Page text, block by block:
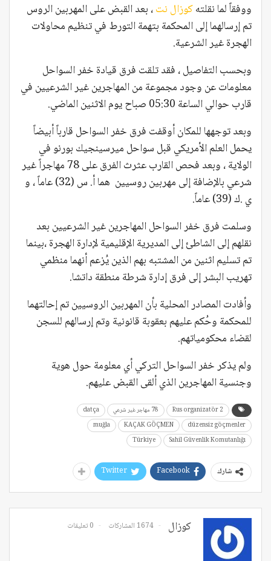
ووفقاً لما نقلتهكوزال نت، بعد القبض على المهربين الروس
تم إرسالهما إلى المحكمة بتهمة التورط في تنظيم محاولات
الهجرة غير الشرعية.
وبحسب التفاصيل ، فقد تلقت فرق قيادة خفر السواحل
معلومات عن وجود مجموعة من المهاجرين غير الشرعيين في
قارب حوالي الساعة 05:30 صباح يوم الاثنين الماضي.
وبعد توجهها للمكان أوقفت فرق خفر السواحل قارباً أبيضاً
يحمل العلم الأمريكي قبل سواحل ميرسينجيك بورنو في
الولاية ، وبعد فحص القارب عثرث الفرق على 78 مهاجراً غير
شرعي بالإضافة إلى مهربين روسيين هما أ. س (32) عاماً ، و
ي .ك (39) عاماً.
وسلمت فرق خفر السواحل المهاجرين غير الشرعيين بعد
نقلهم إلى الشاطئ إلى المديرية الإقليمية لإدارة الهجرة ،بينما
تم تسليم اثنين من المشتبه بهم الذين يُزعم أنهما منظمي
تهريب البشر إلى فرق إدارة شرطة منطقة داتشا.
وأفادت المصادر المحلية بأن المهربين الروسيين تم إحالتهما
للمحكمة وحُكم عليهم بعقوبة قانونية وتم إرسالهم للسجن
لقضاء محكومياتهم.
ولم يذكر خفر السواحل التركي أي معلومة حول هوية
وجنسية المهاجرين الذي ألقى القبض عليهم.
2 Rus organizatör 78 مهاجر غير شرعي
datça
düzensiz göçmenler
KAÇAK GÖÇMEN
muğla
Sahil Güvenlik Komutanlığı
Türkiye
شارك Facebook
Twitter
كوزال 1674 المشاركات 0 تعليقات